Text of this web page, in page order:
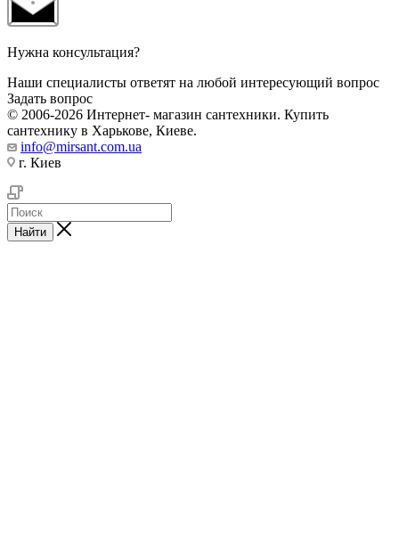
Нужна консультация?
Наши специалисты ответят на любой интересующий вопрос
Задать вопрос
© 2006-2026 Интернет- магазин сантехники. Купить
сантехнику в Харькове, Киеве.
info@mirsant.com.ua
г. Киев
Найти